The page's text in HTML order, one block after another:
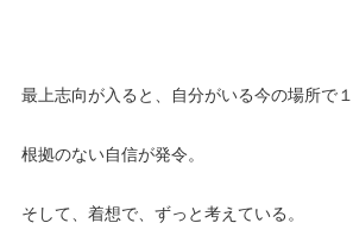
最上志向が入ると、自分がいる今の場所で
根拠のない自信が発令。
そして、着想で、ずっと考えている。